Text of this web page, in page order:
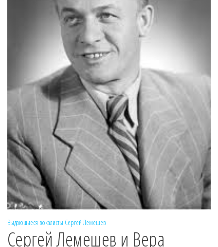
Выдающиеся вокалисты Сергей Лемешев
Сергей Лемешев и Вера